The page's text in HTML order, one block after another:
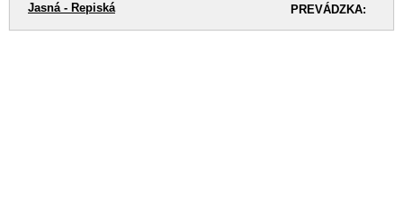
PREVÁDZKA:
Jasná - Repiská